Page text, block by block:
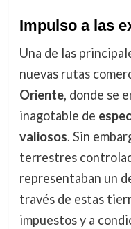
Impulso a las
Una de las
nuevas rutas
Oriente, donde se
inagotable de
valiosos. Sin
terrestres
representaban un
través de estas
impuestos y a